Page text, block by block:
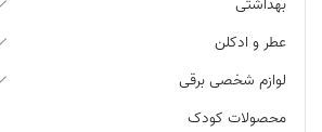
عطر و ادکلن
لوازم شخصی برقی
محصولات کودک